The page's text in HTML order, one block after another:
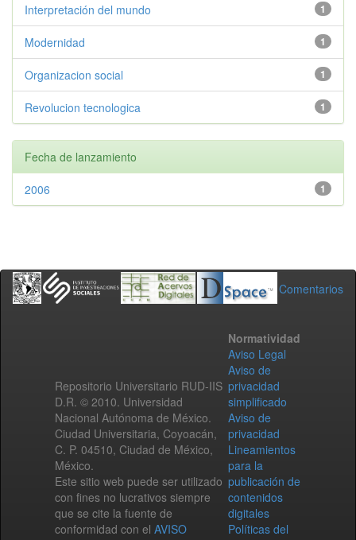
1
Interpretación del mundo
1
Modernidad
1
Organizacion social
1
Revolucion tecnologica
Fecha de lanzamiento
1
2006
Comentarios
Repositorio Universitario RUD-IIS
D.R. © 2010. Universidad
Nacional Autónoma de México.
Ciudad Universitaria, Coyoacán,
C. P. 04510, Ciudad de México,
México.
Este sitio web puede ser utilizado
con fines no lucrativos siempre
que se cite la fuente de
conformidad con el AVISO
Normatividad
Aviso Legal
Aviso de
privacidad
simplificado
Aviso de
privacidad
Lineamientos
para la
publicación de
contenidos
digitales
Políticas del